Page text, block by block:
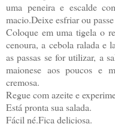
uma peneira e escalde
macio.Deixe esfriar ou
Coloque em uma tigela o
cenoura, a cebola ralada e
as passas se for utilizar, a
maionese aos poucos e
cremosa.
Regue com azeite e
Está pronta sua salada.
Fácil né.Fica deliciosa.